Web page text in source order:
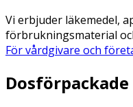
Vi erbjuder läkemedel,
förbrukningsmaterial
För vårdgivare och